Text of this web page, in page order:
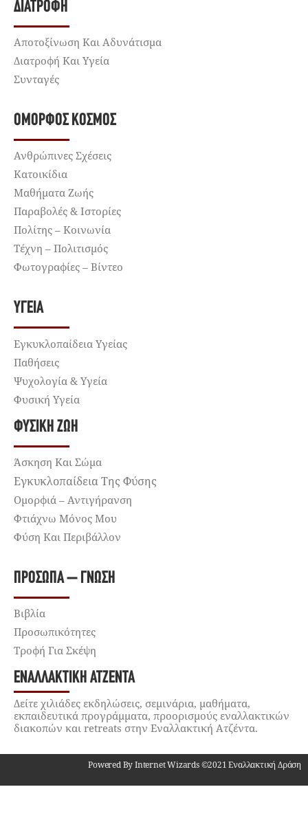
ΔΙΑΤΡΟΦΉ
Αποτοξίνωση Και Αδυνάτισμα
Διατροφή Και Υγεία
Συνταγές
ΌΜΟΡΦΟΣ ΚΌΣΜΟΣ
Ανθρώπινες Σχέσεις
Κατοικίδια
Μαθήματα Ζωής
Παραβολές & Ιστορίες
Πολίτης – Κοινωνία
Τέχνη – Πολιτισμός
Φωτογραφίες – Βίντεο
ΥΓΕΊΑ
Εγκυκλοπαίδεια Υγείας
Παθήσεις
Ψυχολογία & Υγεία
Φυσική Υγεία
ΦΥΣΙΚΉ ΖΩΉ
Άσκηση Και Σώμα
Εγκυκλοπαίδεια Της Φύσης
Ομορφιά – Αντιγήρανση
Φτιάχνω Μόνος Μου
Φύση Και Περιβάλλον
ΠΡΌΣΩΠΑ – ΓΝΏΣΗ
Βιβλία
Προσωπικότητες
Τροφή Για Σκέψη
ΕΝΑΛΛΑΚΤΙΚΉ ΑΤΖΈΝΤΑ
Δείτε χιλιάδες εκδηλώσεις, σεμινάρια, μαθήματα,
εκπαιδευτικά προγράμματα, προορισμούς εναλλακτικών
διακοπών και retreats στην Εναλλακτική Ατζέντα.
Powered By Internet Wizards ©2021 Εναλλακτική Δράση